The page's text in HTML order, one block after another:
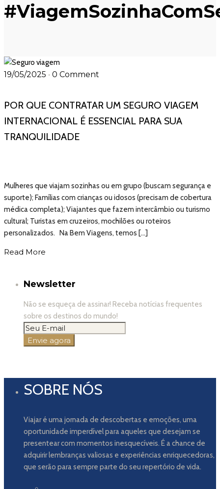
19/05/2025 • 0 Comment
POR QUE CONTRATAR UM SEGURO VIAGEM
INTERNACIONAL É ESSENCIAL PARA SUA
TRANQUILIDADE
Mulheres que viajam sozinhas ou em grupo (buscam segurança e
suporte); Famílias com crianças ou idosos (precisam de cobertura
médica completa); Viajantes que fazem intercâmbio ou turismo
cultural; Turistas em cruzeiros, mochilões ou roteiros
personalizados. Na Bem Viagens, temos […]
Read More
Newsletter
Não se esqueça de assinar! Receba notícias frequentes
sobre os destinos do mundo!
SOBRE NÓS
Viajar é uma jornada de descobertas e emoções, uma
oportunidade imperdível para aqueles que desejam se
presentear com momentos inesquecíveis. É a chance de
adquirir lembranças valiosas e experiências enriquecedoras,
que serão para sempre parte do seu repertório de vida.